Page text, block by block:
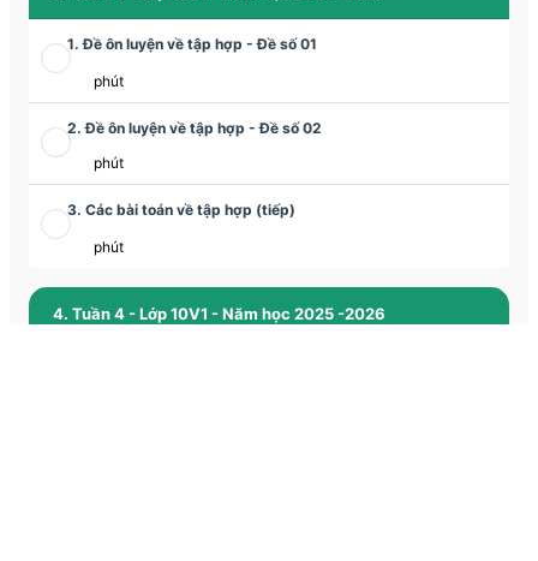
1. Đề ôn luyện về tập hợp - Đề số 01
phút
2. Đề ôn luyện về tập hợp - Đề số 02
phút
3. Các bài toán về tập hợp (tiếp)
phút
4. Tuần 4 - Lớp 10V1 - Năm học 2025 -2026